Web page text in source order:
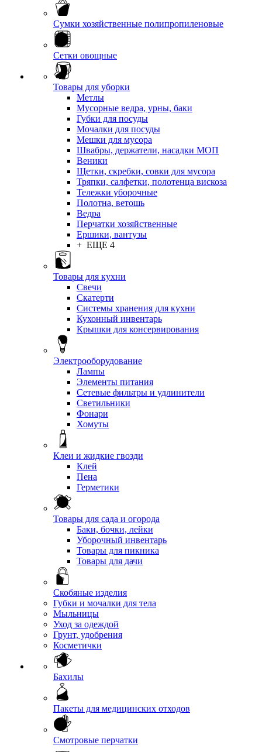
Сумки хозяйственные полипропиленовые
Сетки овощные
Товары для уборки
Метлы
Мусорные ведра, урны, баки
Губки для посуды
Мочалки для посуды
Мешки для мусора
Швабры, держатели, насадки МОП
Веники
Щетки, скребки, совки для мусора
Тряпки, салфетки, полотенца вискоза
Тележки уборочные
Полотна, ветошь
Ведра
Перчатки хозяйственные
Ершики, вантузы
+ ЕЩЕ 4
Товары для кухни
Свечи
Скатерти
Системы хранения для кухни
Кухонный инвентарь
Крышки для консервирования
Электрооборудование
Лампы
Элементы питания
Сетевые фильтры и удлинители
Светильники
Фонари
Хомуты
Клеи и жидкие гвозди
Клей
Пена
Герметики
Товары для сада и огорода
Баки, бочки, лейки
Уборочный инвентарь
Товары для пикника
Товары для дачи
Скобяные изделия
Губки и мочалки для тела
Мыльницы
Уход за одеждой
Грунт, удобрения
Косметички
Бахилы
Пакеты для медицинских отходов
Смотровые перчатки